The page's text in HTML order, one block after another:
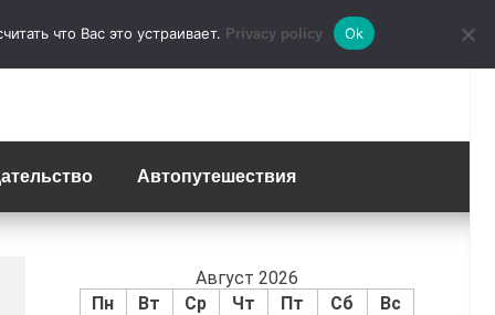
Автопутешествия
Август 2026
Пн
Вт Ср Чт Пт Сб Вс
что Вас это устраивает. Privacy policy Ok